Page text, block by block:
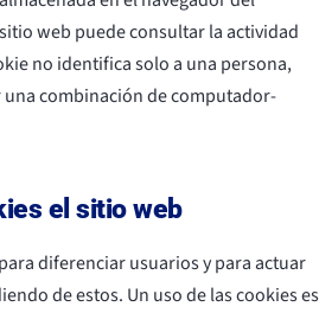
web puede consultar la actividad
no identifica solo a una persona,
combinación de computador-
el sitio web
diferenciar usuarios y para actuar
de estos. Un uso de las cookies es